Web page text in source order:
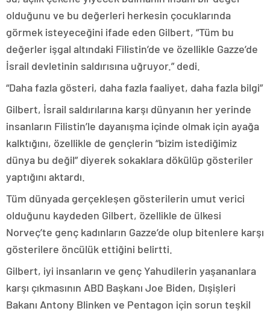
olduğunu ve bu değerleri herkesin çocuklarında
görmek isteyeceğini ifade eden Gilbert, “Tüm bu
değerler işgal altındaki Filistin’de ve özellikle Gazze’de
İsrail devletinin saldırısına uğruyor.” dedi.
“Daha fazla gösteri, daha fazla faaliyet, daha fazla bilgi”
Gilbert, İsrail saldırılarına karşı dünyanın her yerinde
insanların Filistin’le dayanışma içinde olmak için ayağa
kalktığını, özellikle de gençlerin “bizim istediğimiz
dünya bu değil” diyerek sokaklara dökülüp gösteriler
yaptığını aktardı.
Tüm dünyada gerçekleşen gösterilerin umut verici
olduğunu kaydeden Gilbert, özellikle de ülkesi
Norveç’te genç kadınların Gazze’de olup bitenlere karşı
gösterilere öncülük ettiğini belirtti.
Gilbert, iyi insanların ve genç Yahudilerin yaşananlara
karşı çıkmasının ABD Başkanı Joe Biden, Dışişleri
Bakanı Antony Blinken ve Pentagon için sorun teşkil